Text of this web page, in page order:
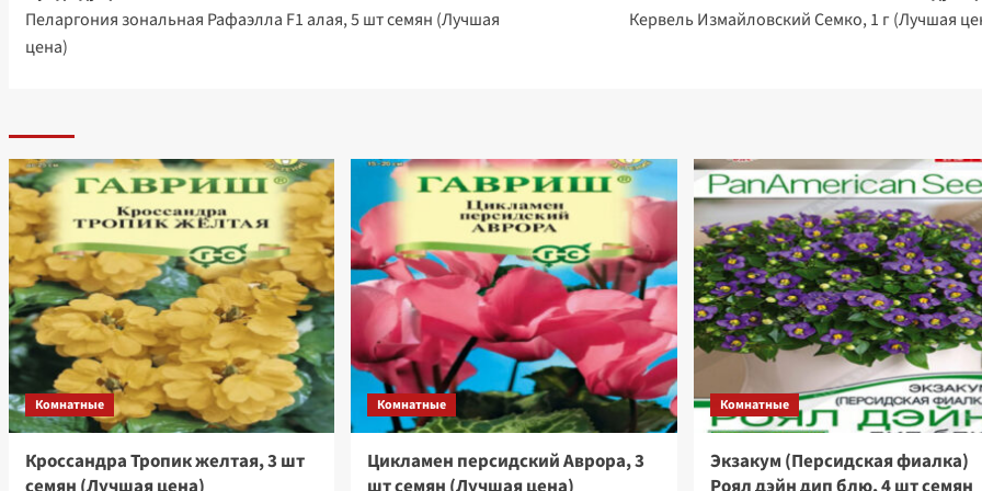
записи
Пеларгония зональная Рафаэлла F1 алая, 5 шт семян (Лучшая
цена)
Кервель Измайловский Семко, 1 г (Лучшая
Комнатные
Кроссандра Тропик желтая, 3 шт
Комнатные
Цикламен персидский Аврора, 3
Комнатные
Экзакум (Персидская фиалка)